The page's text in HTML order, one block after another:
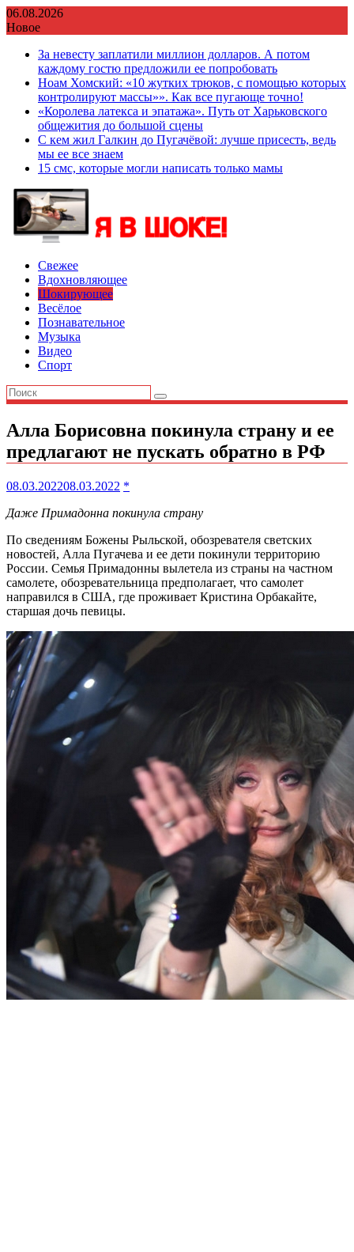
Перейти
к
06.08.2026
Новое
За невесту заплатили миллион долларов. А потом
каждому гостю предложили ее попробовать
Ноам Хомский: «10 жутких трюков, с помощью которых
контролируют массы»». Как все пугающе точно!
«Королева латекса и эпатажа». Путь от Харьковского
общежития до большой сцены
С кем жил Галкин до Пугачёвой: лучше присесть, ведь
мы ее все знаем
15 смс, которые могли написать только мамы
Свежее
Вдохновляющее
Шокирующее
Весёлое
Познавательное
Музыка
Видео
Спорт
Алла Борисовна покинула страну и ее
предлагают не пускать обратно в РФ
08.03.202208.03.2022 *
Даже Примадонна покинула страну
По сведениям Божены Рыльской, обозревателя светских
новостей, Алла Пугачева и ее дети покинули территорию
России. Семья Примадонны вылетела из страны на частном
самолете, обозревательница предполагает, что самолет
направился в США, где проживает Кристина Орбакайте,
старшая дочь певицы.